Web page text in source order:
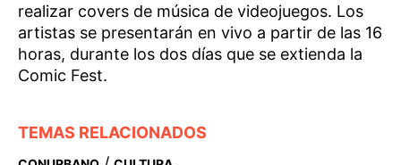
realizar covers de música de videojuegos. Los
artistas se presentarán en vivo a partir de las 16
horas, durante los dos días que se extienda la
Comic Fest.
TEMAS RELACIONADOS